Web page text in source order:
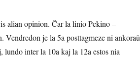
alian opinion. Ĉar la linio Pekino –
je la 5a posttagmeze ni ankoraŭ
lundo inter la 10a kaj la 12a estos nia